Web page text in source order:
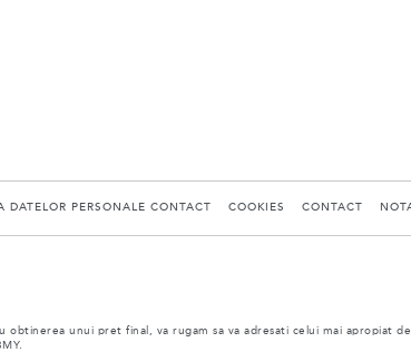
DATELOR PERSONALE CONTACT COOKIES CONTACT
unui pret final, va rugam sa va adresati celui mai apropiat